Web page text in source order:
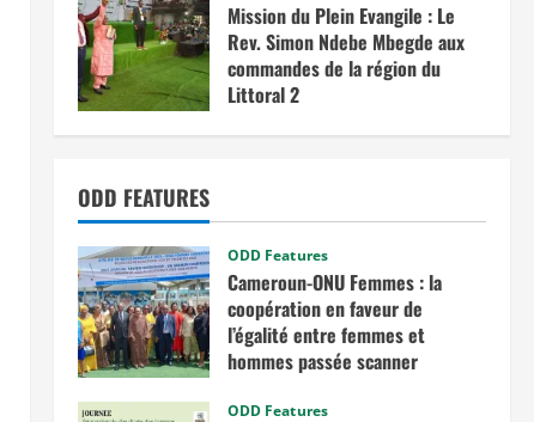
Mission du Plein Evangile : Le
Rev. Simon Ndebe Mbegde aux
commandes de la région du
Littoral 2
ODD FEATURES
ODD Features
Cameroun-ONU Femmes : la
coopération en faveur de
l’égalité entre femmes et
hommes passée scanner
ODD Features